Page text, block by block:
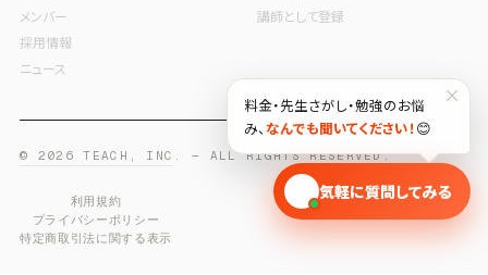
メンバー
採用情報
ニュース
講師として登録
© 2026 TEACH, INC. — ALL RIGHTS RESERVED.
利用規約
プライバシーポリシー
特定商取引法に関する表示
×
料金・先生さがし・勉強のお悩
み、 なんでも聞いてください！ 😊
🎓 気軽に質問してみる